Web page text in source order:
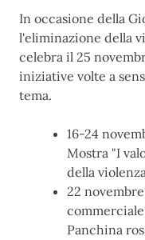
In occasione della
l'eliminazione della
celebra il 25
iniziative volte a
tema.
16-24
Mostra "I
della
22
Panchina